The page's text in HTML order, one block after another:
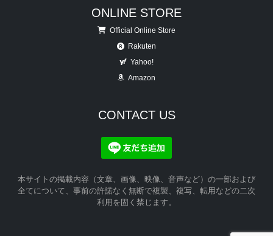
ONLINE STORE
Official Online Store
Rakuten
Yahoo!
Amazon
CONTACT US
本サイトの掲載内容（文章、画像、映像、音声など）の一部および
全てについて、事前の許諾なく無断で複製、複写、転用などの二次
利用を固く禁じます。